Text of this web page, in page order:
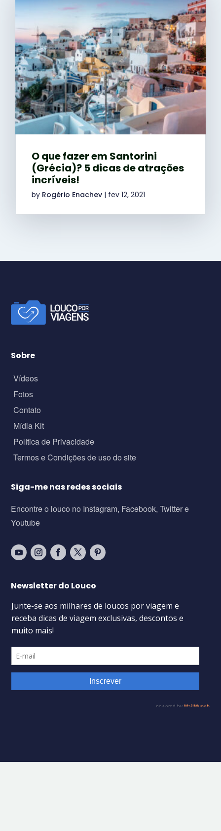
O que fazer em Santorini
(Grécia)? 5 dicas de atrações
incríveis!
by Rogério Enachev | fev 12, 2021
Sobre
Vídeos
Fotos
Contato
Mídia Kit
Política de Privacidade
Termos e Condições de uso do site
Siga-me nas redes sociais
Encontre o louco no Instagram, Facebook, Twitter e
Youtube
Newsletter do Louco